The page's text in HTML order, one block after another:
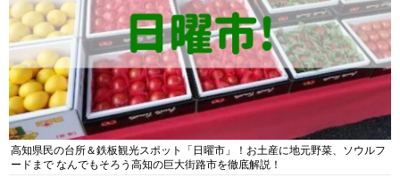
高知県民の台所＆鉄板観光スポット「日曜市」！お土産に地元野菜、ソウルフ
ードまで なんでもそろう高知の巨大街路市を徹底解説！